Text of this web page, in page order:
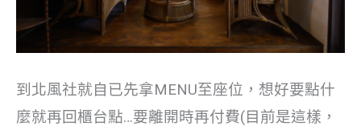
到北風社就自已先拿MENU至座位，想好要點什
麼就再回櫃台點…要離開時再付費(目前是這樣，